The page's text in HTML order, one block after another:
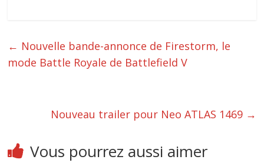
← Nouvelle bande-annonce de Firestorm, le
mode Battle Royale de Battlefield V
Nouveau trailer pour Neo ATLAS 1469 →
Vous pourrez aussi aimer